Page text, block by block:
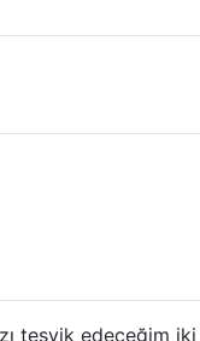
teşvik edeceğim